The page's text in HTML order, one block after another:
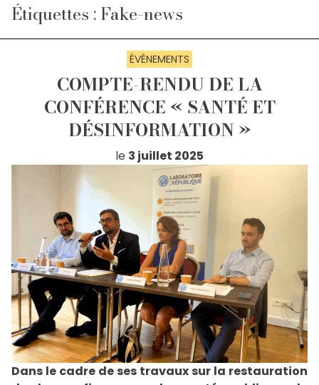
Étiquettes : Fake-news
ÉVÉNEMENTS
COMPTE-RENDU DE LA
CONFÉRENCE « SANTÉ ET
DÉSINFORMATION »
le 3 juillet 2025
Dans le cadre de ses travaux sur la restauration